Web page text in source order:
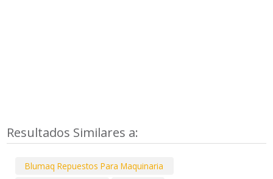
Resultados Similares a:
Blumaq Repuestos Para Maquinaria